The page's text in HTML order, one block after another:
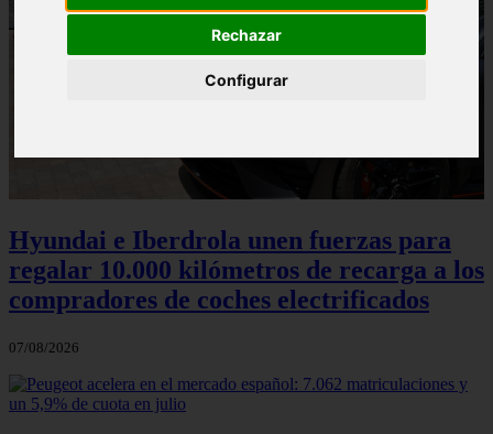
Rechazar
Configurar
Hyundai e Iberdrola unen fuerzas para
regalar 10.000 kilómetros de recarga a los
compradores de coches electrificados
07/08/2026